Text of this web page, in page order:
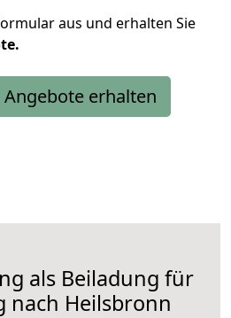
aus und erhalten Sie
Angebote erhalten
als Beiladung für
nach Heilsbronn